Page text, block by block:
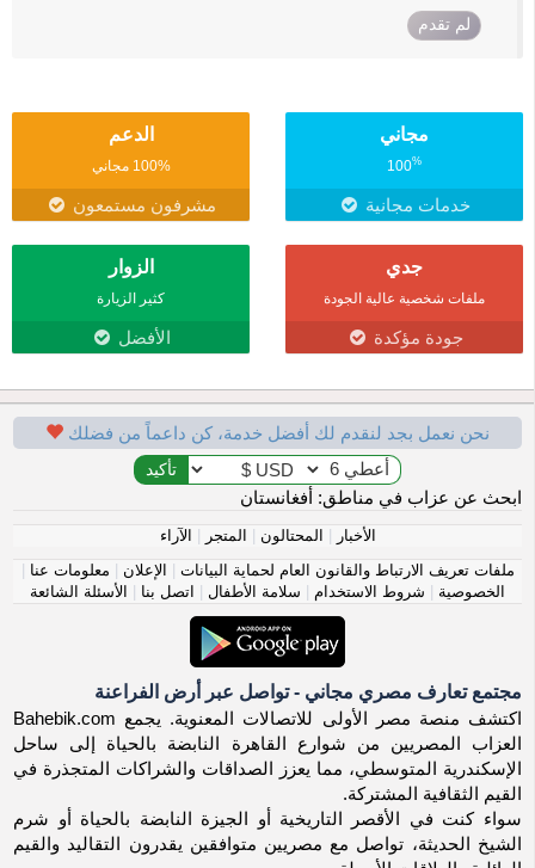
لم تقدم
مجاني
100%
خدمات مجانية
الدعم
100% مجاني
مشرفون مستمعون
جدي
ملفات شخصية عالية الجودة
جودة مؤكدة
الزوار
كثير الزيارة
الأفضل
نحن نعمل بجد لنقدم لك أفضل خدمة، كن داعماً من فضلك
ابحث عن عزاب في مناطق: أفغانستان
الأخبار | المحتالون | المتجر | الآراء
ملفات تعريف الارتباط والقانون العام لحماية البيانات | الإعلان | معلومات عنا |
الخصوصية | شروط الاستخدام | سلامة الأطفال | اتصل بنا | الأسئلة الشائعة
مجتمع تعارف مصري مجاني - تواصل عبر أرض الفراعنة
اكتشف منصة مصر الأولى للاتصالات المعنوية. يجمع Bahebik.com
العزاب المصريين من شوارع القاهرة النابضة بالحياة إلى ساحل
الإسكندرية المتوسطي، مما يعزز الصداقات والشراكات المتجذرة في
القيم الثقافية المشتركة.
سواء كنت في الأقصر التاريخية أو الجيزة النابضة بالحياة أو شرم
الشيخ الحديثة، تواصل مع مصريين متوافقين يقدرون التقاليد والقيم